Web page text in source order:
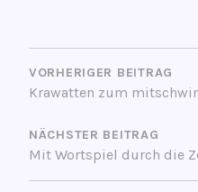
e
r
s
h
l
a
VORHERIGER BEITRAG
Krawatten zum
NÄCHSTER BEITRAG
Mit Wortspiel durch die